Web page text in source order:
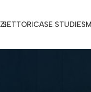
SETTORICASE STUDIES